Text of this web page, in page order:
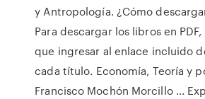
y Antropología. ¿Cómo
Para descargar los libros en
que ingresar al enlace incluido
cada título. Economía, Teoría y
Francisco Mochón Morcillo ...